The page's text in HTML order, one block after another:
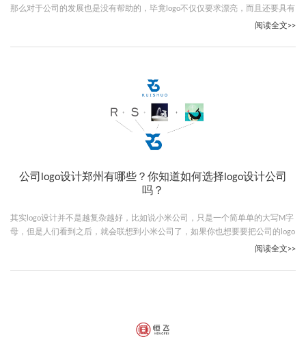
那么对于公司的发展也是没有帮助的，毕竟logo不仅仅要求漂亮，而且还要具有
一定的含义，下面古柏广告设计的小编就给大家说说公司logo设计要求有哪些。
阅读全文>>
公司logo设计郑州有哪些？你知道如何选择logo设计公司
吗？
其实logo设计并不是越复杂越好，比如说小米公司，只是一个简单单的大写M字
母，但是人们看到之后，就会联想到小米公司了，如果你也想要要把公司的logo
设计的让人过目不忘，最好选择优秀的设计公司，下面古柏广告设计的小编就
阅读全文>>